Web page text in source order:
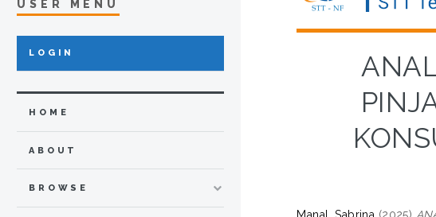
Manal, Sabrina (2025)
USER MENU
LOGIN
HOME
ABOUT
BROWSE